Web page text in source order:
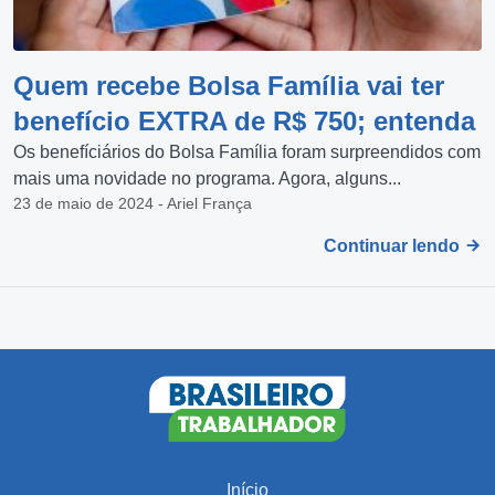
Quem recebe Bolsa Família vai ter
benefício EXTRA de R$ 750; entenda
Os benefíciários do Bolsa Família foram surpreendidos com
mais uma novidade no programa. Agora, alguns...
23 de maio de 2024 - Ariel França
Continuar lendo
Início